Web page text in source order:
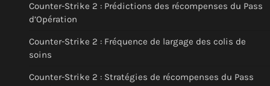
Counter-Strike 2 : Prédictions des récompenses du Pass
d’Opération
Counter-Strike 2 : Fréquence de largage des colis de
soins
Counter-Strike 2 : Stratégies de récompenses du Pass